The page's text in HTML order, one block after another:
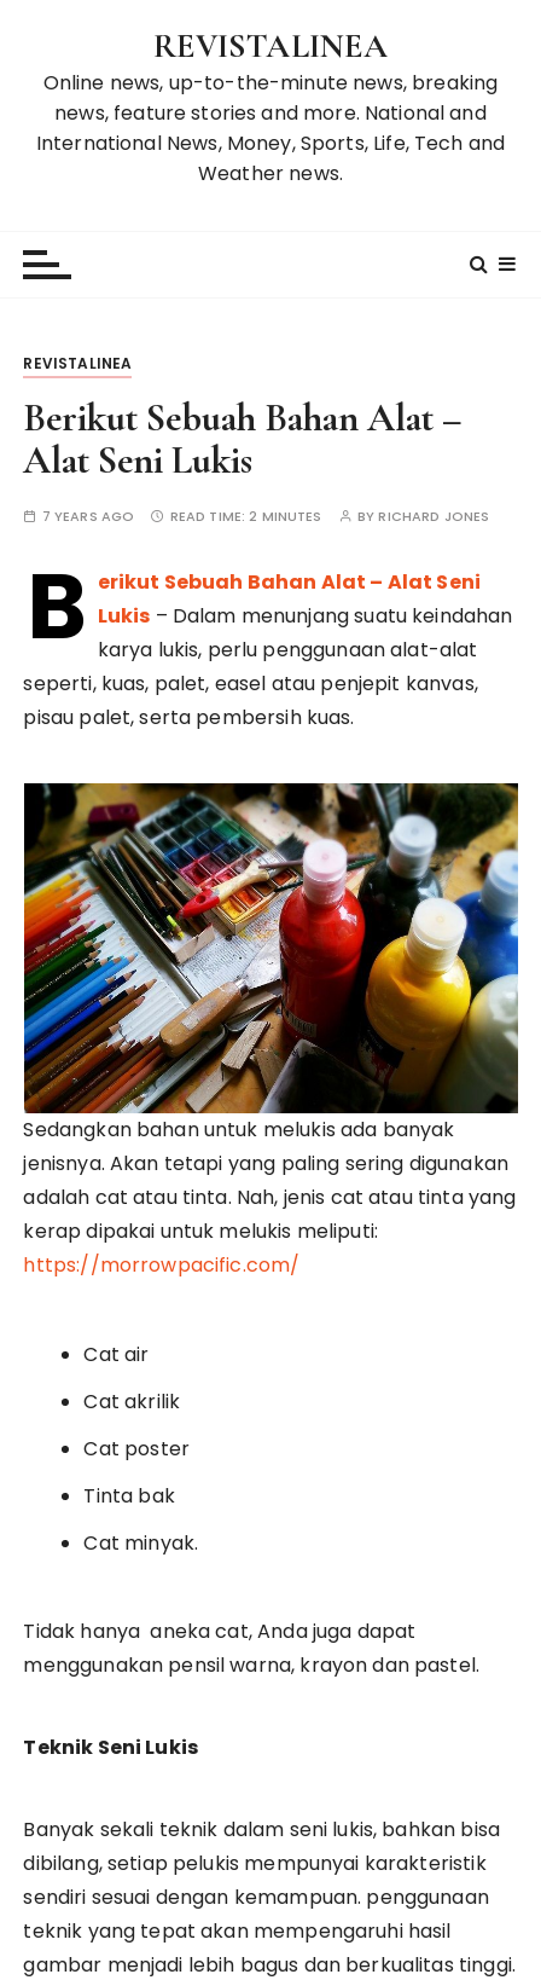
REVISTALINEA
Online news, up-to-the-minute news, breaking
news, feature stories and more. National and
International News, Money, Sports, Life, Tech and
Weather news.
REVISTALINEA
Berikut Sebuah Bahan Alat –
Alat Seni Lukis
7 YEARS AGO READ TIME:2 MINUTES BYRICHARD JONES
B erikut Sebuah Bahan Alat – Alat Seni
Lukis – Dalam menunjang suatu keindahan
karya lukis, perlu penggunaan alat-alat
seperti, kuas, palet, easel atau penjepit kanvas,
pisau palet, serta pembersih kuas.
Sedangkan bahan untuk melukis ada banyak
jenisnya. Akan tetapi yang paling sering digunakan
adalah cat atau tinta. Nah, jenis cat atau tinta yang
kerap dipakai untuk melukis meliputi:
https://morrowpacific.com/
Cat air
Cat akrilik
Cat poster
Tinta bak
Cat minyak.
Tidak hanya aneka cat, Anda juga dapat
menggunakan pensil warna, krayon dan pastel.
Teknik Seni Lukis
Banyak sekali teknik dalam seni lukis, bahkan bisa
dibilang, setiap pelukis mempunyai karakteristik
sendiri sesuai dengan kemampuan. penggunaan
teknik yang tepat akan mempengaruhi hasil
gambar menjadi lebih bagus dan berkualitas tinggi.